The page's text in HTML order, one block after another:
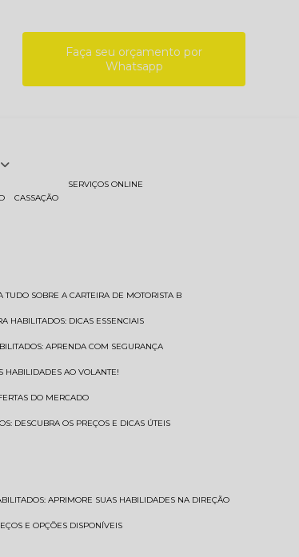
Faça seu orçamento por
Whatsapp
CASSAÇÃO
SERVIÇOS ONLINE
TUDO SOBRE A CARTEIRA DE MOTORISTA B
HABILITADOS: DICAS ESSENCIAIS
APRENDA COM SEGURANÇA
HABILIDADES AO VOLANTE!
DO MERCADO
DESCUBRA OS PREÇOS E DICAS ÚTEIS
APRIMORE SUAS HABILIDADES NA DIREÇÃO
E OPÇÕES DISPONÍVEIS